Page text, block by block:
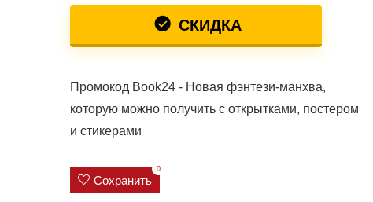
СКИДКА
Промокод Book24 - Новая фэнтези-манхва,
которую можно получить с открытками, постером
и стикерами
Сохранить
0